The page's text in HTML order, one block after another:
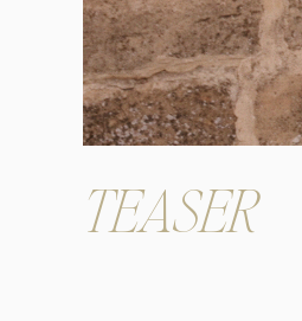
TEASER